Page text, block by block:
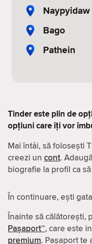
Naypyidaw
Bago
Pathein
Tinder este plin de
opțiuni care îți vor
Mai întâi, să folosești
creezi un cont.
biografie la profil ca
În continuare, ești
Înainte să călătorești,
Pașaport™, care este
premium. Pașaport te